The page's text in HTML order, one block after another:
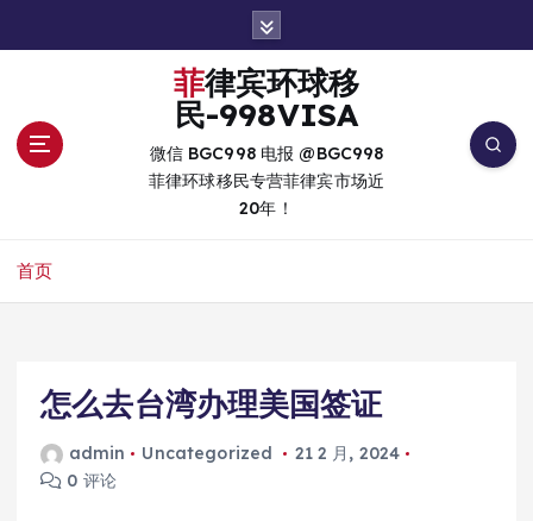
菲律宾环球移
民-998VISA
微信 BGC998 电报 @BGC998
菲律环球移民专营菲律宾市场近
20年！
首页
怎么去台湾办理美国签证
admin Uncategorized
21 2 月, 2024
0 评论